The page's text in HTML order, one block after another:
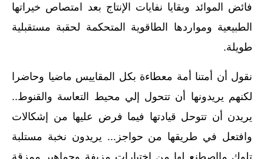
فائض الموائد وبقايا نفايات الإنتاج بعد امتصاص خيراتها
الطبيعية ومواردها الطاقوية المتحكمة لحقبة مستقبلية
طويلة‏.‏
نقول أن أمتنا أمة معطاءة بكل المقاييس ماضيا وحاضرا
لكنهم يريدونها أن تتحول إلي محيط التعاسة والقنوط‏..‏
يريدن أن تتوحل قيادتها فيما فرض عليها من إشكالات
وافتعل في طريقها من حواجز‏...‏ يريدون نخبة مستلبة
تلوك مااصطنع لها من اختيارات مزيفة وجماهير ممزقة